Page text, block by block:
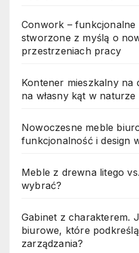
Conwork –
stworzone z myślą o
przestrzeniach pracy
Kontener mieszkalny na
na własny kąt w naturze
Nowoczesne meble
funkcjonalność i design
Meble z drewna litego
wybrać?
Gabinet z charakterem.
biurowe, które
zarządzania?